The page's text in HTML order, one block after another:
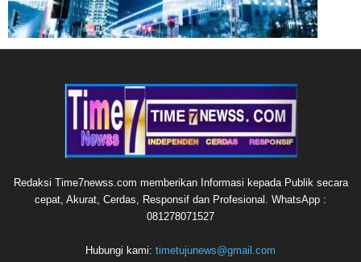
Redaksi Time7newss.com memberikan Informasi kepada Publik secara
cepat, Akurat, Cerdas, Responsif dan Profesional. WhatsApp :
081278071527
Hubungi kami: timetujunews@gmail.com